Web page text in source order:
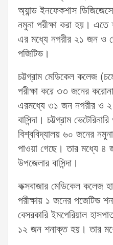
অ্যান্ড ইনফেকশাস
নমুনা পরীক্ষা করা হয়।
এর মধ্যে নগরীর ২১ জন ও
পজিটিভ।
চট্টগ্রাম মেডিকেল কলেজ
পরীক্ষা করে ৩৩ জনের
এরমধ্যে ৩১ জন নগরীর ও ২
বাসিন্দা। চট্টগ্রাম
বিশ্ববিদ্যালয় ৬০ জনের
পাওয়া গেছে। তার মধ্যে ৪
উপজেলার বাসিন্দা।
কক্সবাজার মেডিকেল কলেজ
পরীক্ষায় ১ জনের পজেটিভ
বেসরকারি ইমপেরিয়াল
১২ জন শনাক্ত হয়। তার